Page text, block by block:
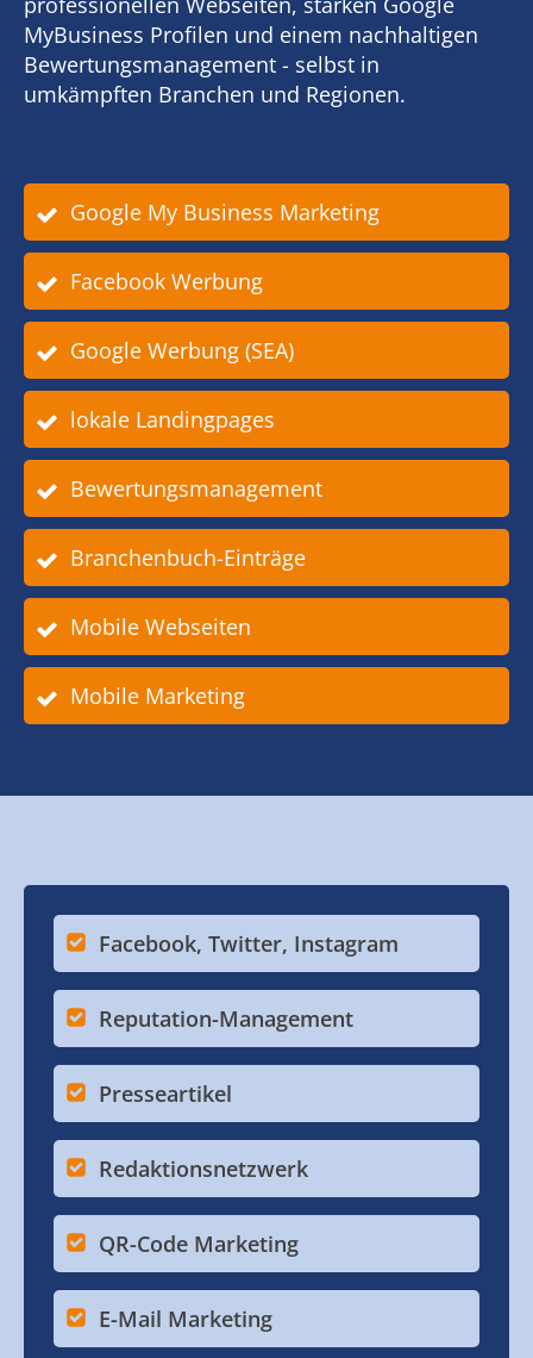
MyBusiness Profilen und einem nachhaltigen
Bewertungsmanagement - selbst in
umkämpften Branchen und Regionen.
Google My Business Marketing
Facebook Werbung
Google Werbung (SEA)
lokale Landingpages
Bewertungsmanagement
Branchenbuch-Einträge
Mobile Webseiten
Mobile Marketing
Facebook, Twitter, Instagram
Reputation-Management
Presseartikel
Redaktionsnetzwerk
QR-Code Marketing
E-Mail Marketing